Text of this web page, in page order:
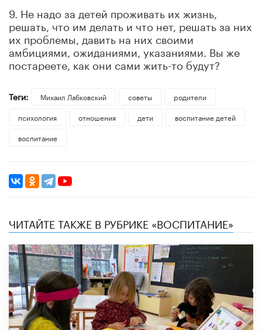
9. Не надо за детей проживать их жизнь,
решать, что им делать и что нет, решать за них
их проблемы, давить на них своими
амбициями, ожиданиями, указаниями. Вы же
постареете, как они сами жить-то будут?
Теги: Михаил Лабковский советы
родители
психология
отношения дети
воспитание детей
воспитание
ЧИТАЙТЕ ТАКЖЕ В РУБРИКЕ «ВОСПИТАНИЕ»